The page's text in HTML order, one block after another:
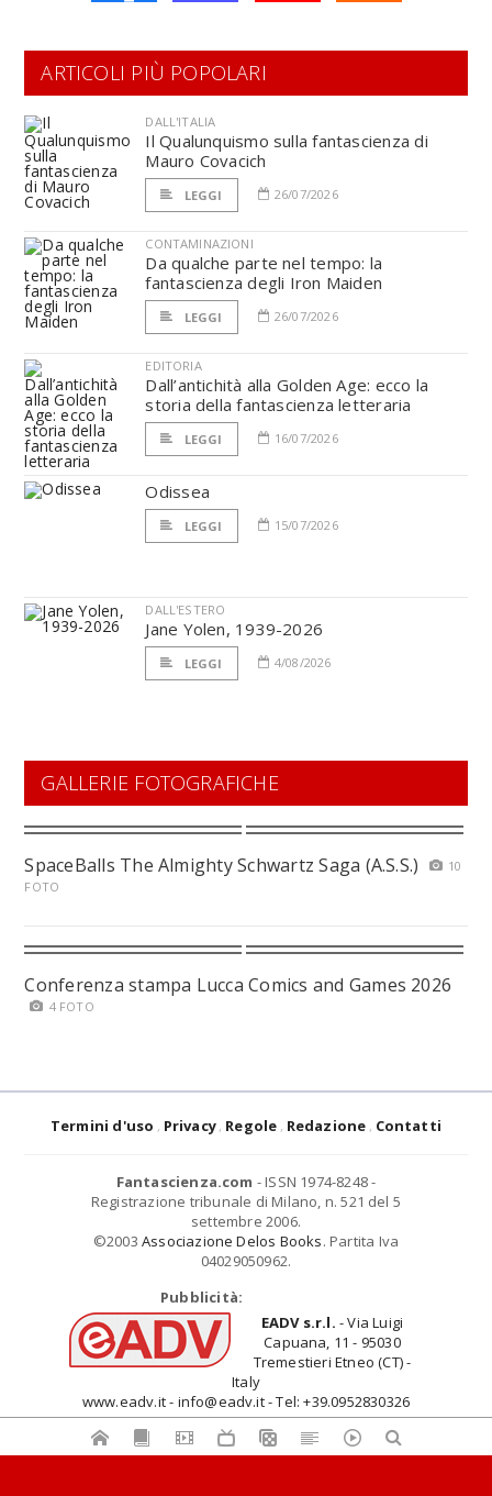
ARTICOLI PIÙ POPOLARI
DALL'ITALIA
Il Qualunquismo sulla fantascienza di
Mauro Covacich
LEGGI 26/07/2026
CONTAMINAZIONI
Da qualche parte nel tempo: la
fantascienza degli Iron Maiden
LEGGI 26/07/2026
EDITORIA
Dall’antichità alla Golden Age: ecco la
storia della fantascienza letteraria
LEGGI 16/07/2026
Odissea
LEGGI 15/07/2026
DALL'ESTERO
Jane Yolen, 1939-2026
LEGGI 4/08/2026
GALLERIE FOTOGRAFICHE
SpaceBalls The Almighty Schwartz Saga (A.S.S.)
10
FOTO
Conferenza stampa Lucca Comics and Games 2026
4 FOTO
Termini d'uso Privacy Regole Redazione Contatti
Fantascienza.com - ISSN 1974-8248 -
Registrazione tribunale di Milano, n. 521 del 5
settembre 2006.
©2003 Associazione Delos Books. Partita Iva
04029050962.
Pubblicità:
EADV s.r.l. - Via Luigi
Capuana, 11 - 95030
Tremestieri Etneo (CT) -
Italy
www.eadv.it - info@eadv.it - Tel: +39.0952830326